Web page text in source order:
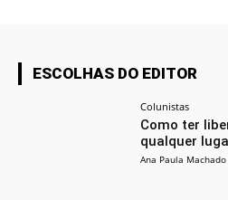
ESCOLHAS DO EDITOR
Colunistas
Como ter
qualquer
Ana Paula Machado